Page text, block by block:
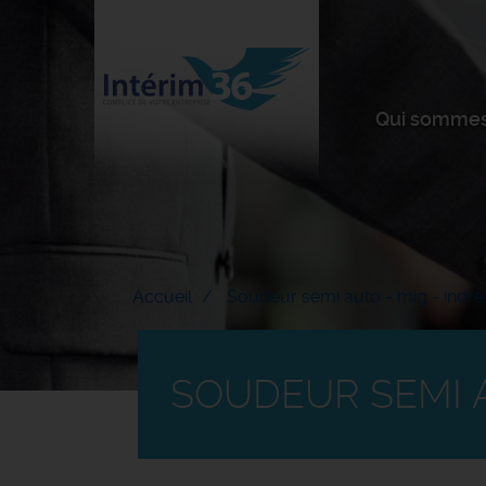
Qui
Accueil Soudeur semi auto - mig - indre
SOUDEUR SEMI